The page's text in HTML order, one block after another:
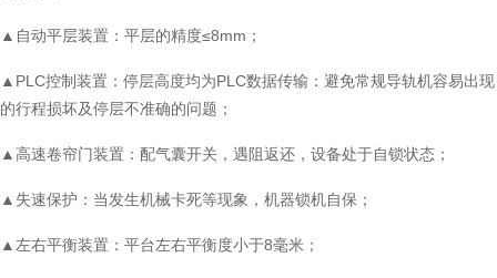
▲自动平层装置：平层的精度≤8mm；
▲PLC控制装置：停层高度均为PLC数据传输：避免常规导轨机容易出现
的行程损坏及停层不准确的问题；
▲高速卷帘门装置：配气囊开关，遇阻返还，设备处于自锁状态；
▲失速保护：当发生机械卡死等现象，机器锁机自保；
▲左右平衡装置：平台左右平衡度小于8毫米；